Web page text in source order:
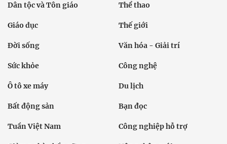
Dân tộc và Tôn giáo Thể thao
Giáo dục Thế giới
Đời sống Văn hóa - Giải trí
Sức khỏe Công nghệ
Ô tô xe máy Du lịch
Bất động sản Bạn đọc
Tuần Việt Nam Công nghiệp hỗ trợ